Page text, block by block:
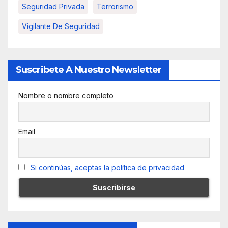
Seguridad Privada Terrorismo
Vigilante De Seguridad
Suscribete A Nuestro Newsletter
Nombre o nombre completo
Email
Si continúas, aceptas la política de privacidad